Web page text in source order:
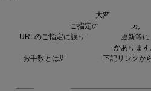
大変申し訳あり
ご指定の商品が見つかり
URLのご指定に誤りがあるか、更新等
があります
お手数とは思いますが、下記リンクか